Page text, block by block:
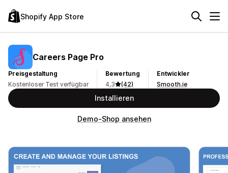
Shopify App Store
Careers Page Pro
Preisgestaltung
Kostenloser Test verfügbar
Bewertung
4,3
(42)
Entwickler
Smooth.ie
Installieren
Demo-Shop ansehen